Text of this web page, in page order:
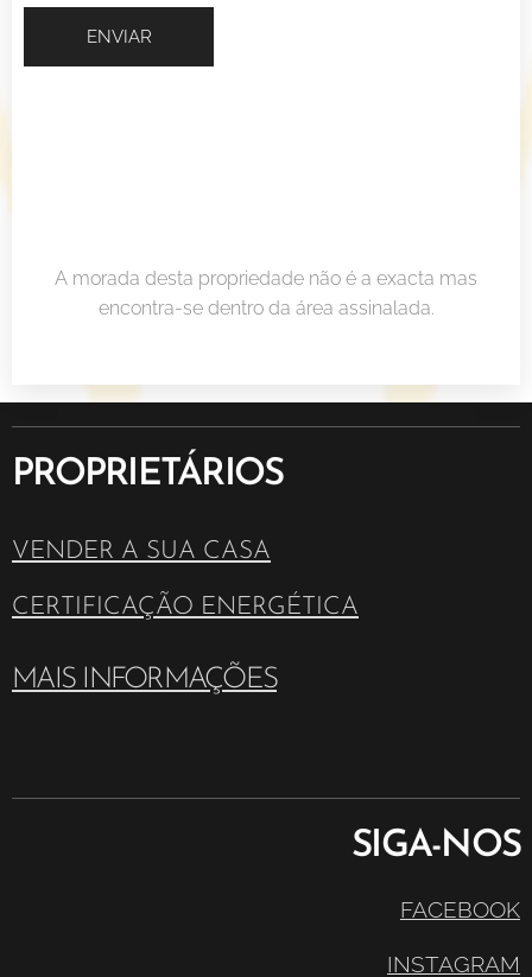
ENVIAR
A morada desta propriedade não é a exacta mas
encontra-se dentro da área assinalada.
PROPRIETÁRIOS
VENDER A SUA CASA
CERTIFICAÇÃO ENERGÉTICA
MAIS INFORMAÇÕES
SIGA-NOS
FACEBOOK
INSTAGRAM